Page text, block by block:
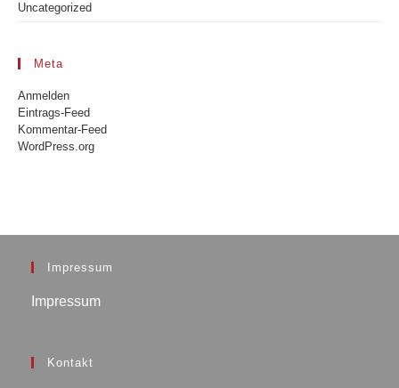
Uncategorized
Meta
Anmelden
Eintrags-Feed
Kommentar-Feed
WordPress.org
Impressum
Impressum
Kontakt